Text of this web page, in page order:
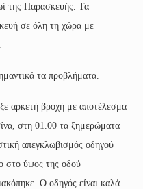
της Παρασκευής. Τα
σε όλη τη χώρα με
τα προβλήματα.
αρκετή βροχή με αποτέλεσμα
στη 01.00 τα ξημερώματα
απεγκλωβισμός οδηγού
στο ύψος της οδού
Ο οδηγός είναι καλά